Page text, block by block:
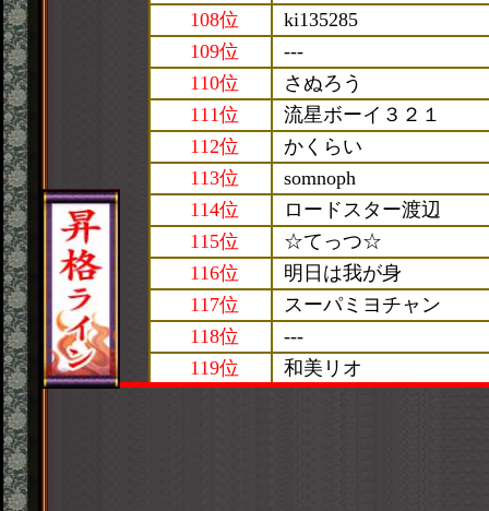
108位
ki135285
109位
---
110位
さぬろう
111位
流星ボーイ３２１
112位
かくらい
113位
somnoph
114位
ロードスター渡辺
115位
☆てっつ☆
116位
明日は我が身
117位
スーパミヨチャン
118位
---
119位
和美リオ